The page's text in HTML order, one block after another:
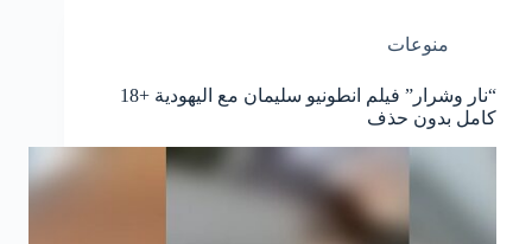
منوعات
“نار وشرار” فيلم انطونيو سليمان مع اليهودية +18
كامل بدون حذف